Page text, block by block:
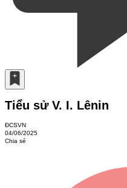
Tiểu sử V. I. Lênin
ĐCSVN
04/06/2025
Chia sẻ